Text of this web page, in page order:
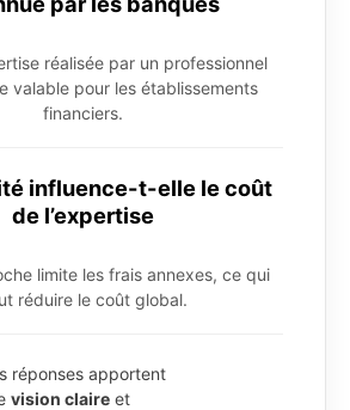
réalisée par un professionnel
valable pour les établissements
financiers.
influence-t-elle le coût
de l’expertise
limite les frais annexes, ce qui
réduire le coût global.
réponses apportent
vision claire et